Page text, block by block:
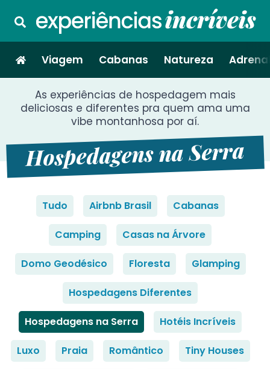
Viagem Cabanas Natureza
Hospedagens na Serra
As experiências de hospedagem mais
deliciosas e diferentes pra quem ama uma
vibe montanhosa por aí.
Tudo Airbnb Brasil Cabanas
Camping Casas na Árvore
Domo Geodésico Floresta Glamping
Hospedagens Diferentes
Hospedagens na Serra Hotéis Incríveis
Luxo Praia Romântico Tiny Houses